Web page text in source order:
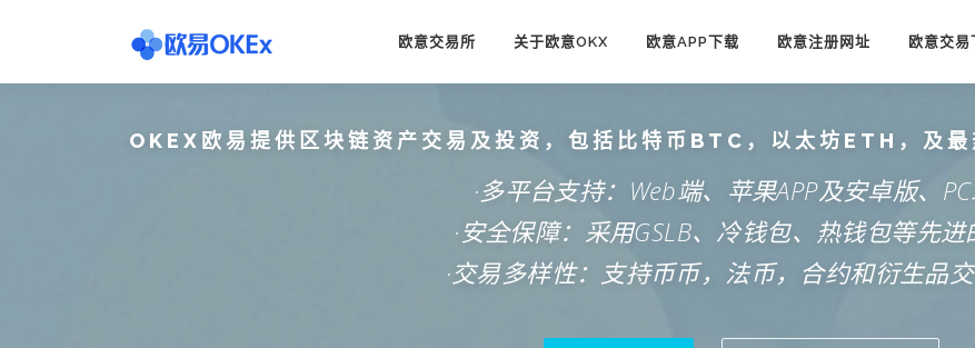
欧意交易所 关于欧意OKX 欧意APP下载 欧意注册网址 欧意交易
OKEX欧易提供区块链资产交易及投资，包括比特币BTC，以太坊ETH，及最
·多平台支持：Web端、苹果APP及安卓版、
·安全保障：采用GSLB、冷钱包、热钱包等先
·交易多样性：支持币币，法币，合约和衍生品